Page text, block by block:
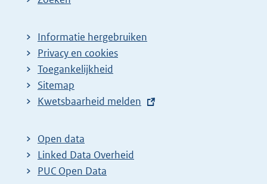
Informatie hergebruiken
Privacy en cookies
Toegankelijkheid
Sitemap
E
t
e
r
Kwetsbaarheid melden
Open data
Linked Data Overheid
PUC Open Data